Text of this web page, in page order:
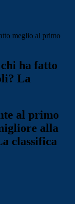
meglio al primo
ha fatto
La
al primo
alla
classifica